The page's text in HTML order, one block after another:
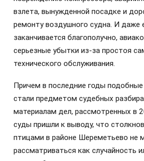
взлета, вынужденной посадке и
ремонту воздушного судна. И даже
заканчивается благополучно,
серьезные убытки из-за простоя
технического обслуживания.
Причем в последние годы
стали предметом судебных
материалам дел, рассмотренных в
суды пришли к выводу, что
птицами в районе Шереметьево не
рассматриваться как случайность